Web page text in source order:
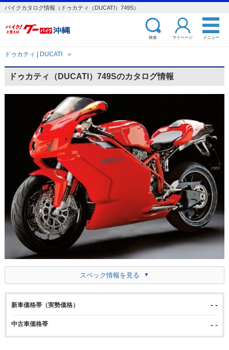
バイクカタログ情報（ドゥカティ（DUCATI）749S）
検索 マイページ メニュー
ドゥカティ | DUCATI ＞
ドゥカティ（DUCATI）749Sのカタログ情報
スペック情報を見る
新車価格帯（実勢価格） - -
中古車価格帯 - -